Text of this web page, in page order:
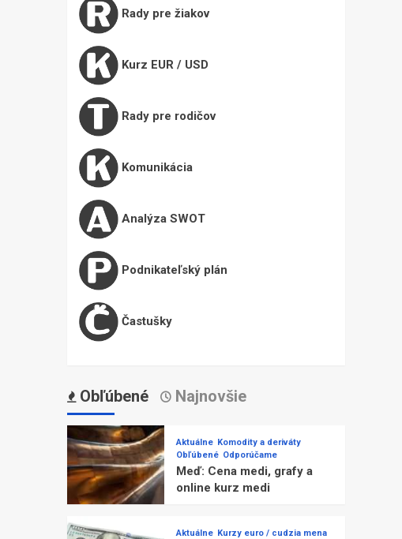
Rady pre žiakov
Kurz EUR / USD
Rady pre rodičov
Komunikácia
Analýza SWOT
Podnikateľský plán
Častušky
Obľúbené Najnovšie
Aktuálne Komodity a deriváty
Obľúbené Odporúčame
Meď: Cena medi, grafy a
online kurz medi
Aktuálne Kurzy euro / cudzia mena